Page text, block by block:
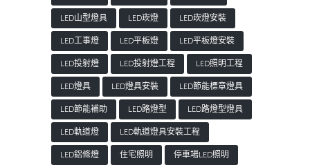
LED山型燈具
LED崁燈
LED崁燈安裝
LED工事燈
LED平板燈
LED平板燈安裝
LED投射燈
LED投射燈工程
LED照明工程
LED燈具
LED燈具安裝
LED節能標章燈具
LED節能補助
LED路燈型
LED路燈型燈具
LED軌道燈
LED軌道燈具安裝工程
LED鋁條燈
住宅照明
停車場LED照明